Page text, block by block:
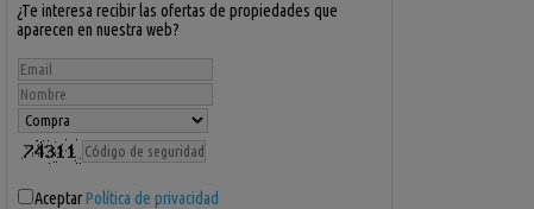
¿Te interesa recibir las ofertas de propiedades que
aparecen en nuestra web?
AceptarPolítica de privacidad